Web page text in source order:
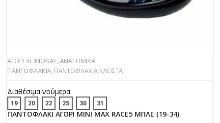
ΑΓΟΡΙ ΧΕΙΜΩΝΑΣ,ΑΝΑΤΟΜΙΚΑ
ΠΑΝΤΟΦΛΑΚΙΑ, ΠΑΝΤΟΦΛΑΚΙΑ ΚΛΕΙΣΤΑ
Διαθέσιμα νούμερα:
19 20 22 25 30 31
ΠΑΝΤΟΦΛΑΚΙ ΑΓΟΡΙ MINI MAX RACE5 ΜΠΛΕ (19-34)